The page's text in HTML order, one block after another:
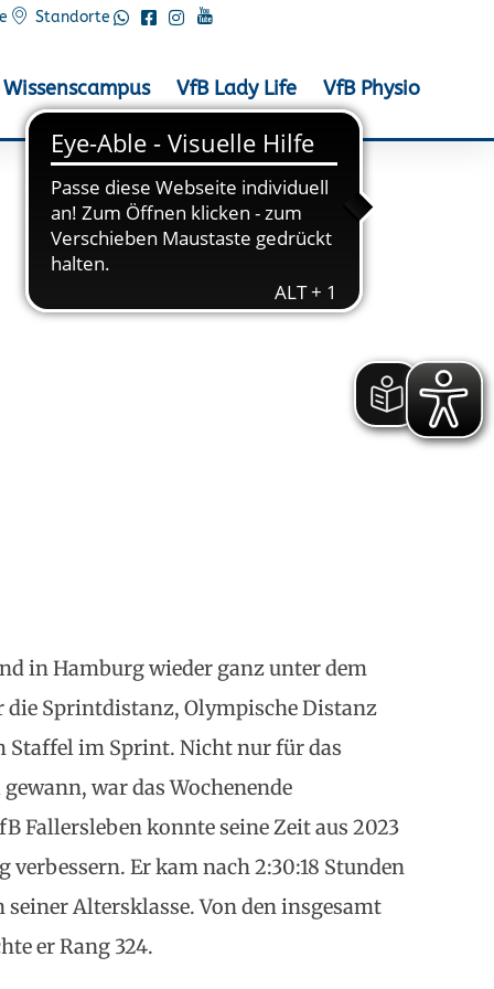
Standorte
Wissenscampus VfB Lady Life VfB Physio
Distanz in
in Hamburg wieder ganz unter dem
Sprintdistanz, Olympische Distanz
Staffel im Sprint. Nicht nur für das
war das Wochenende
Fallersleben konnte seine Zeit aus 2023
Er kam nach 2:30:18 Stunden
Altersklasse. Von den insgesamt
er Rang 324.